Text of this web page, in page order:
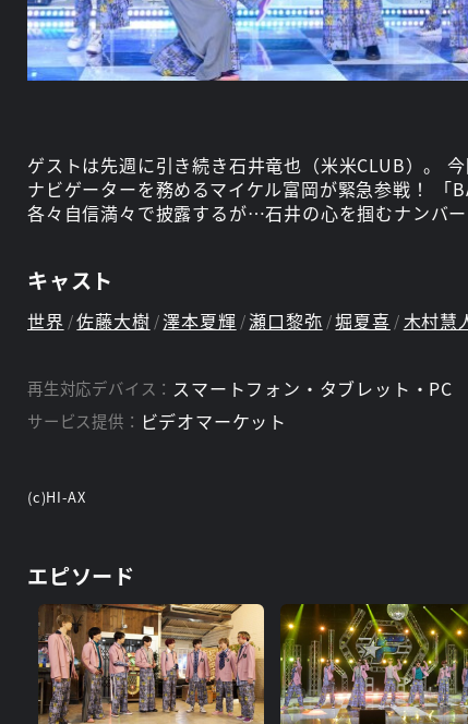
ゲストは先週に引き続き石井竜也（米米CLUB）。
ナビゲーターを務めるマイケル富岡が緊急参戦！ 「
各々自信満々で披露するが…石井の心を掴むナンバ
キャスト
世界 佐藤大樹 澤本夏輝 瀬口黎弥 堀夏喜 木村慧
再生対応デバイス： スマートフォン・タブレット・PC
サービス提供： ビデオマーケット
(c)HI-AX
エピソード